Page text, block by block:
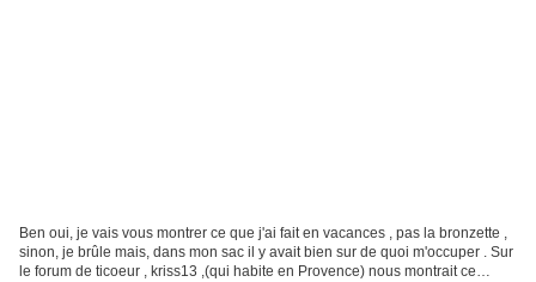
Ben oui, je vais vous montrer ce que j'ai fait en vacances , pas la bronzette ,
sinon, je brûle mais, dans mon sac il y avait bien sur de quoi m'occuper . Sur
le forum de ticoeur , kriss13 ,(qui habite en Provence) nous montrait ce